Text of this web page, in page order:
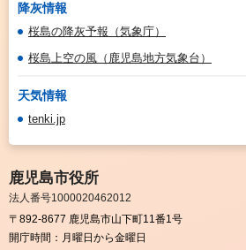
降灰情報
桜島の降灰予報（気象庁）
桜島上空の風（鹿児島地方気象台）
天気情報
tenki.jp
鹿児島市役所
法人番号1000020462012
〒892-8677 鹿児島市山下町11番1号
開庁時間： 月曜日から金曜日